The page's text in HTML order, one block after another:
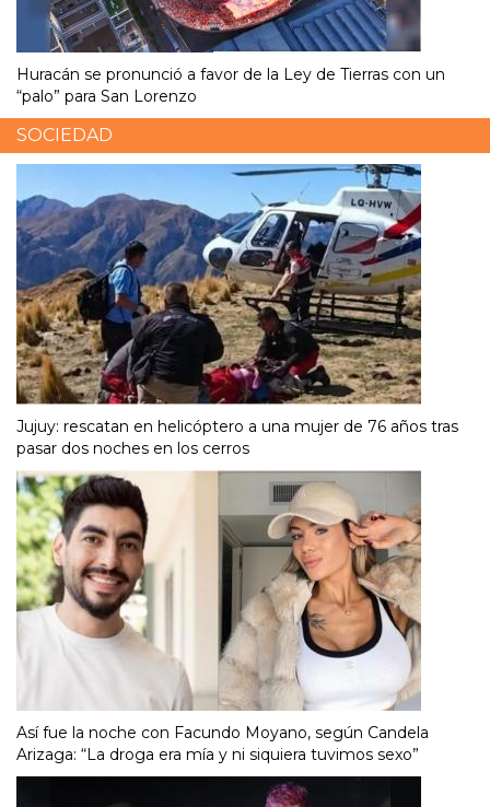
Huracán se pronunció a favor de la Ley de Tierras con un
“palo” para San Lorenzo
SOCIEDAD
Jujuy: rescatan en helicóptero a una mujer de 76 años tras
pasar dos noches en los cerros
Así fue la noche con Facundo Moyano, según Candela
Arizaga: “La droga era mía y ni siquiera tuvimos sexo”